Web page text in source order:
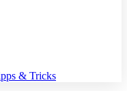
& Tricks